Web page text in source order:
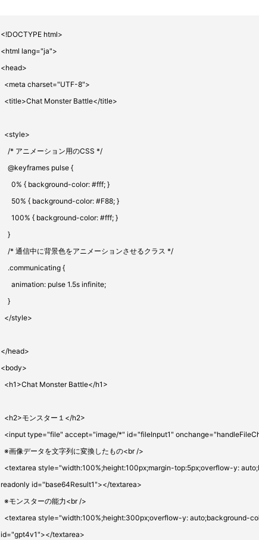
<!DOCTYPE html>
<html lang="ja">
<head>
<meta charset="UTF-8">
<title>Chat Monster Battle</title>
<style>
/* アニメーション用のCSS */
@keyframes pulse {
0% { background-color: #fff; }
50% { background-color: #F88; }
100% { background-color: #fff; }
}
/* 通信中に背景色をアニメーションさせるクラス */
.communicating {
animation: pulse 1.5s infinite;
}
</style>
</head>
<body>
<h1>Chat Monster Battle</h1>
<h2>モンスター１</h2>
<input type="file" accept="image/*" id="fileInput1"
※画像データを文字列に変換したもの<br />
<textarea style="width:100%;height:100px;margin-top:5px;overflow-y:
readonly id="base64Result1"></textarea>
※モンスターの能力<br />
<textarea style="width:100%;height:300px;overflow-y: auto;background-
id="gpt4v1"></textarea>